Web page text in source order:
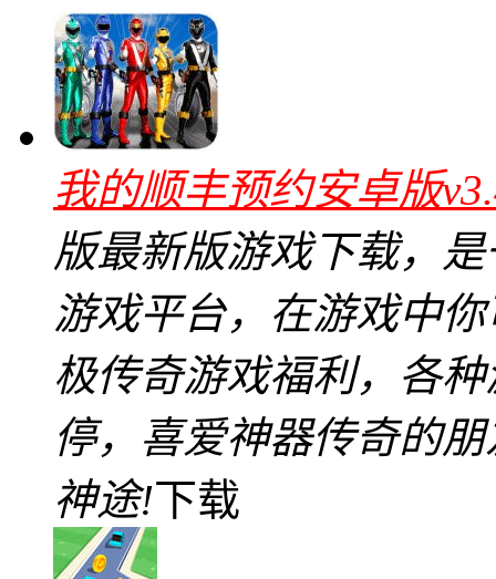
我的顺丰预约安卓版
版最新版游戏下载，
游戏平台，在游戏中
极传奇游戏福利，各
停，喜爱神器传奇的
神途!下载